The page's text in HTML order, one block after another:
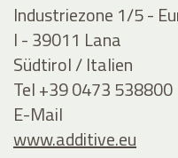
Industriezone 1/5 -
I - 39011 Lana
Südtirol / Italien
Tel +39 0473 538800
E-Mail
www.additive.eu